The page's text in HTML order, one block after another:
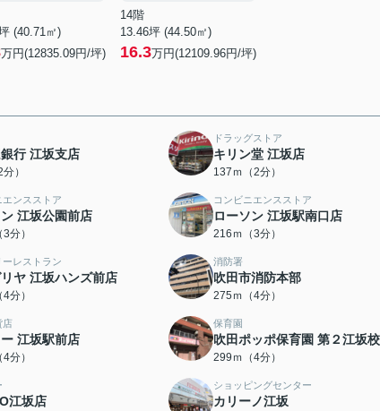
(40.71㎡)
万円(12835.09円/坪)
14階
13.46坪 (44.50㎡)
16.3万円(12109.96円/坪)
行 江坂支店
）
ドラッグストア
キリン堂 江坂店
137ｍ（2分）
エンスストア
江坂公園前店
分）
コンビニエンスストア
ローソン 江坂駅南口店
216ｍ（3分）
ーレストラン
ヤ 江坂ハンズ前店
分）
消防署
吹田市消防本部
275ｍ（4分）
店
江坂駅前店
分）
保育園
吹田ポッポ保育園 第２江坂校
299ｍ（4分）
江坂店
ショッピングセンター
カリーノ江坂